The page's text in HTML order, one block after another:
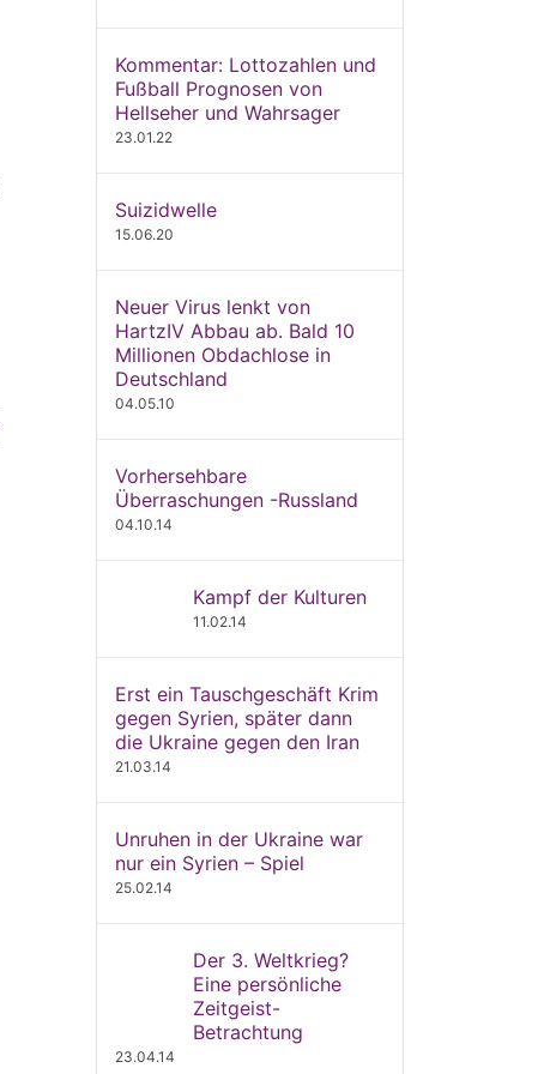
Kommentar: Lottozahlen und
Fußball Prognosen von
Hellseher und Wahrsager
23.01.22
Suizidwelle
15.06.20
Neuer Virus lenkt von
HartzIV Abbau ab. Bald 10
Millionen Obdachlose in
Deutschland
04.05.10
Vorhersehbare
Überraschungen -Russland
04.10.14
Kampf der Kulturen
11.02.14
Erst ein Tauschgeschäft Krim
gegen Syrien, später dann
die Ukraine gegen den Iran
21.03.14
Unruhen in der Ukraine war
nur ein Syrien – Spiel
25.02.14
Der 3. Weltkrieg?
Eine persönliche
Zeitgeist-
Betrachtung
23.04.14